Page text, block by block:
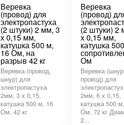
Веревка
(провод) для
электропастуха
(2 штуки) 2 мм, 3
х 0,15 мм,
катушка 500 м,
16 Ом, на
разрыв 42 кг
Веревка (провод,
шнур) для
электропастуха
2мм, 3 х 0,15,
катушка 500 м, 16
Ом, 42 кг
Веревка
(провод)
(2 штуки) 2
х 0,15 мм,
катушка
Ом
Веревка
провод) для
2мм, 6 х 0,15,
катушка 500
Ом, 72 кг
2...